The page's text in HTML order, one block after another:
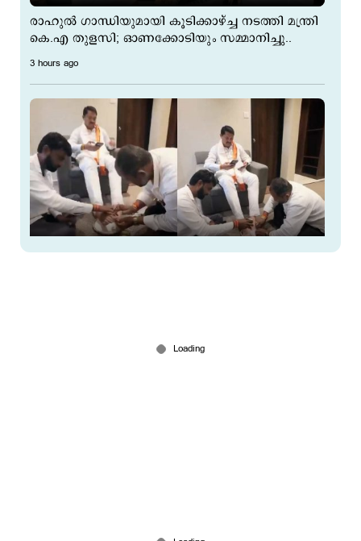
രാഹുൽ ഗാന്ധിയുമായി കൂടിക്കാഴ്ച്ച നടത്തി മന്ത്രി
കെ.എ തുളസി; ഓണക്കോടിയും സമ്മാനിച്ചു..
3 hours ago